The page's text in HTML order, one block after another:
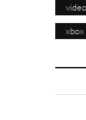
xbox